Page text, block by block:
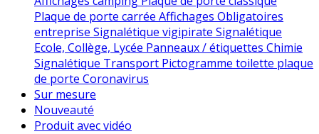
Plaque de porte carrée Affichages Obligatoires
entreprise Signalétique vigipirate Signalétique
Ecole, Collège, Lycée Panneaux / étiquettes Chimie
Signalétique Transport Pictogramme toilette plaque
de porte Coronavirus
Sur mesure
Nouveauté
Produit avec vidéo